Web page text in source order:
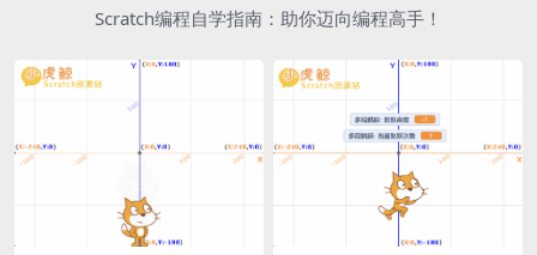
Scratch编程自学指南：助你迈向编程高手！